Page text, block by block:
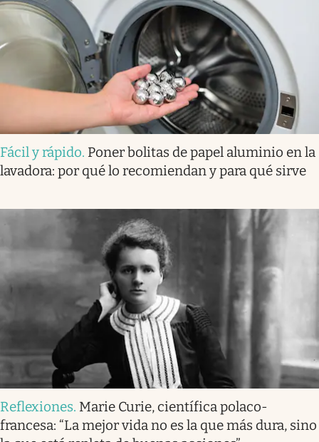
Fácil y rápido. Poner bolitas de papel aluminio en la
lavadora: por qué lo recomiendan y para qué sirve
Reflexiones. Marie Curie, científica polaco-
francesa: “La mejor vida no es la que más dura, sino